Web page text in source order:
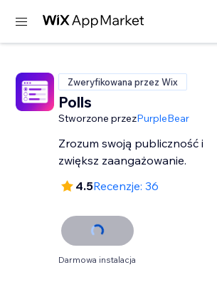
Zweryfikowana przez Wix
Polls
Stworzone przezPurpleBear
Zrozum swoją publiczność i
zwiększ zaangażowanie.
4.5Recenzje: 36
Darmowa instalacja